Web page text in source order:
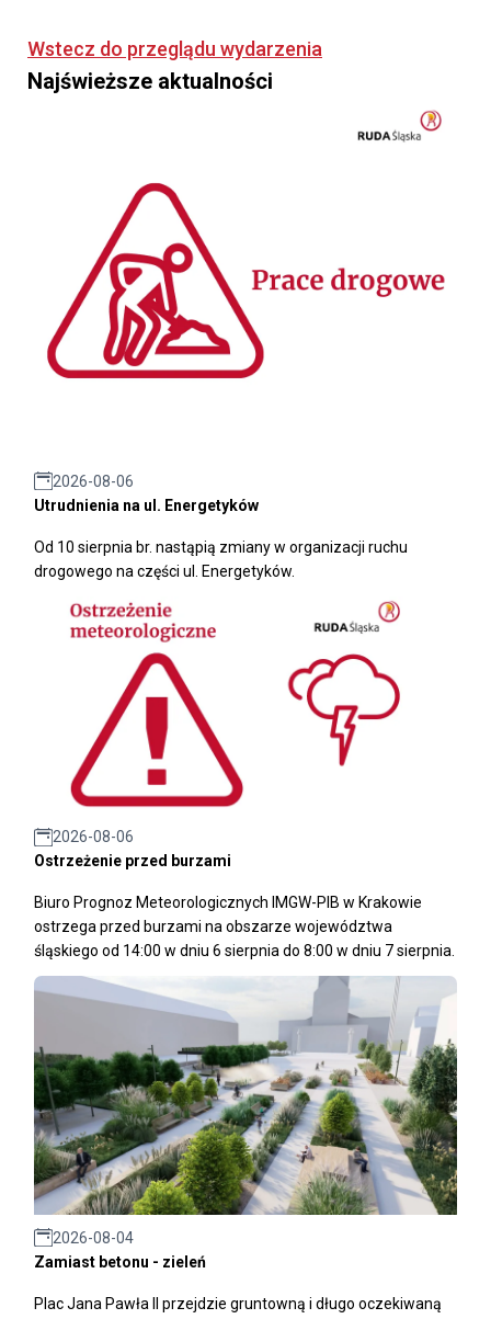
Wstecz do przeglądu wydarzenia
Najświeższe aktualności
2026-08-06
Utrudnienia na ul. Energetyków
Od 10 sierpnia br. nastąpią zmiany w organizacji ruchu
drogowego na części ul. Energetyków.
2026-08-06
Ostrzeżenie przed burzami
Biuro Prognoz Meteorologicznych IMGW-PIB w Krakowie
ostrzega przed burzami na obszarze województwa
śląskiego od 14:00 w dniu 6 sierpnia do 8:00 w dniu 7 sierpnia.
2026-08-04
Zamiast betonu - zieleń
Plac Jana Pawła II przejdzie gruntowną i długo oczekiwaną